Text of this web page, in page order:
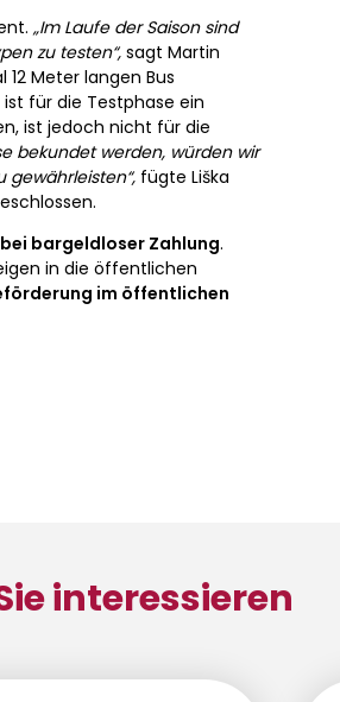
„Im Laufe der Saison sind
zu testen“, sagt Martin
Meter langen Bus
für die Testphase ein
ist jedoch nicht für die
bekundet werden, würden wir
gewährleisten“, fügte Liška
bei bargeldloser Zahlung.
in die öffentlichen
im öffentlichen
interessieren